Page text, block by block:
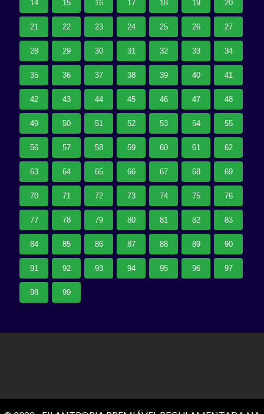
14 15 16 17 18 19 20
21 22 23 24 25 26 27
28 29 30 31 32 33 34
35 36 37 38 39 40 41
42 43 44 45 46 47 48
49 50 51 52 53 54 55
56 57 58 59 60 61 62
63 64 65 66 67 68 69
70 71 72 73 74 75 76
77 78 79 80 81 82 83
84 85 86 87 88 89 90
91 92 93 94 95 96 97
98 99